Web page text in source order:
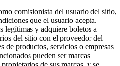
comisionista del usuario del sitio,
que el usuario acepta.
legítimas y adquiere boletos a
del sitio con el proveedor del
de productos, servicios o empresas
pueden ser marcas